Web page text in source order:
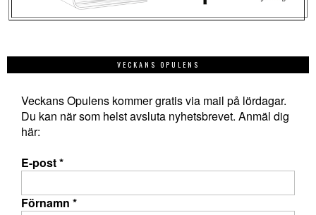
VECKANS OPULENS
Veckans Opulens kommer gratis via mail på lördagar.
Du kan när som helst avsluta nyhetsbrevet. Anmäl dig
här:
E-post*
Förnamn *